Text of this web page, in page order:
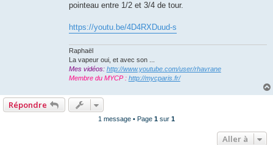
pointeau entre 1/2 et 3/4 de tour.
https://youtu.be/4D4RXDuud-s
Raphaël
La vapeur oui, et avec son ...
Mes vidéos: http://www.youtube.com/user/rhavrane
Membre du MYCP : http://mycparis.fr/
Répondre
1 message • Page 1 sur 1
Aller à